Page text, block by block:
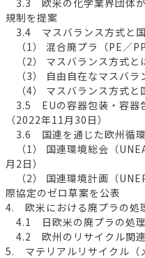
3.3 欧米の化学業界団体が
規制を提案
3.4 マスバランス方式と
（1） 混合廃プラ（PE／
（2） マスバランス方式と
（3） 自由自在なマスバラ
（4） マスバランス方式と
3.5 EUの容器包装・容器
（2022年11月30日）
3.6 国連を通じた欧州循
（1） 国連環境総会（
月2日）
（2） 国連環境計画（
際協定のゼロ草案を公表
4. 欧米における廃プラの処
4.1 日欧米の廃プラの処
4.2 欧州のリサイクル関
5. マテリアルリサイクル（